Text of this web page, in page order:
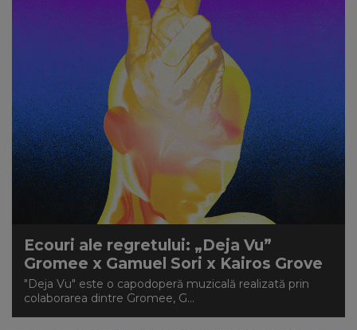
Ecouri ale regretului: „Deja Vu”
Gromee x Gamuel Sori x Kairos Grove
"Deja Vu" este o capodoperă muzicală realizată prin
colaborarea dintre Gromee, G...